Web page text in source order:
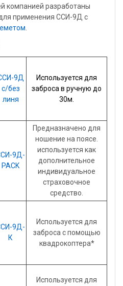
компанией разработаны
применения ССИ-9Д с
9Д
с/без
линя
Используется для
заброса в ручную до
30м.
9Д-
PACK
Предназначено для
ношение на поясе.
используется как
дополнительное
индивидуальное
страховочное
средство.
9Д-
К
Используется для
заброса с помощью
квадрокоптера*
Используется для